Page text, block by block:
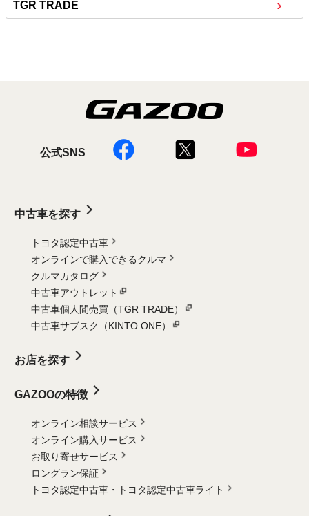
TGR TRADE
公式SNS
中古車を探す
トヨタ認定中古車
オンラインで購入できるクルマ
クルマカタログ
中古車アウトレット
中古車個人間売買（TGR TRADE）
中古車サブスク（KINTO ONE）
お店を探す
GAZOOの特徴
オンライン相談サービス
オンライン購入サービス
お取り寄せサービス
ロングラン保証
トヨタ認定中古車・
トヨタ認定中古車ライト